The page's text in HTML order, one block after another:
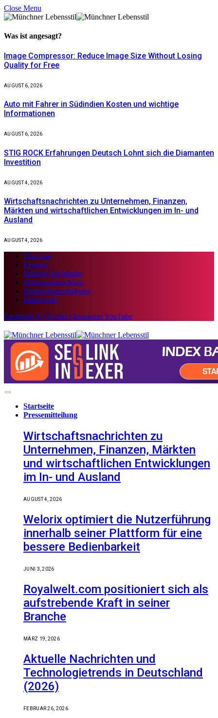
Close Menu
Was ist angesagt?
Image Compressor: Reduce Image Size Without Losing
Quality for Free
AUGUST 6, 2026
Auto mit Fahrer in Südindien Kosten und wichtige
Informationen
AUGUST 6, 2026
STIG ROCK Erfahrungen Deutsch Lohnt sich die Diamanten
Investition
AUGUST 4, 2026
Wirtschaftsnachrichten zu Unternehmen, Finanzen,
Märkten und wirtschaftlichen Entwicklungen im In- und
Ausland
AUGUST 4, 2026
Über uns
Kontakt
Haftung für Inhalte
Haftungsausschluss
Datenschutzerklärung
Impressum
Facebook X (Twitter) InstagramYouTube
Startseite
Pressemitteilung
Wirtschaftsnachrichten zu
Unternehmen, Finanzen, Märkten
und wirtschaftlichen Entwicklungen
im In- und Ausland
AUGUST 4, 2026
Welorix optimiert die Nutzerführung
innerhalb seiner Plattform für eine
bessere Bedienbarkeit
JUNI 3, 2026
Royalwelt.com positioniert sich als
aufstrebende Kraft in seiner
Branche
MÄRZ 19, 2026
Aktuelle Nachrichten und
Technologietrends in Deutschland
(2026)
FEBRUAR 26, 2026